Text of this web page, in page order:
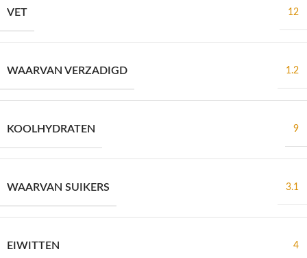
VET 12
WAARVAN VERZADIGD 1.2
KOOLHYDRATEN 9
WAARVAN SUIKERS 3.1
EIWITTEN 4